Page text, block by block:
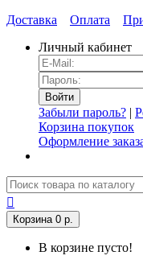
Доставка Оплата
Личный кабинет
Забыли пароль? |
Корзина покупок
Оформление
Корзина 0 р.
В корзине пусто!